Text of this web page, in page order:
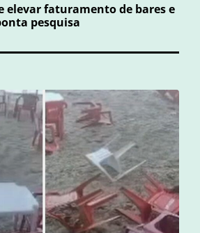
elevar faturamento de bares e
pesquisa